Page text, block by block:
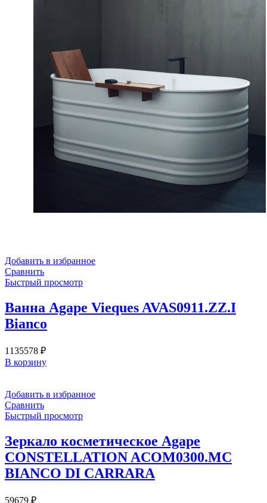
Добавить в избранное
Сравнить
Быстрый просмотр
Ванна Agape Vieques AVAS0911.ZZ.I
Bianco
1135578 ₽
В корзину
Добавить в избранное
Сравнить
Быстрый просмотр
Зеркало косметическое Agape
CONSTELLATION ACOM0300.MC
BIANCO DI CARRARA
59679 ₽